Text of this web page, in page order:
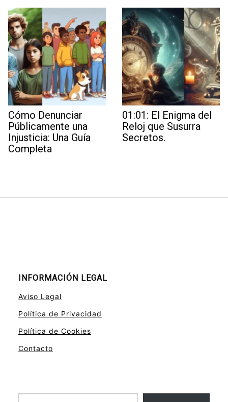
Cómo Denunciar
Públicamente una
Injusticia: Una Guía
Completa
01:01: El Enigma del
Reloj que Susurra
Secretos.
INFORMACIÓN LEGAL
Aviso Legal
Política de Privacidad
Política de Cookies
Contacto
Escribe tu correo electrónico…